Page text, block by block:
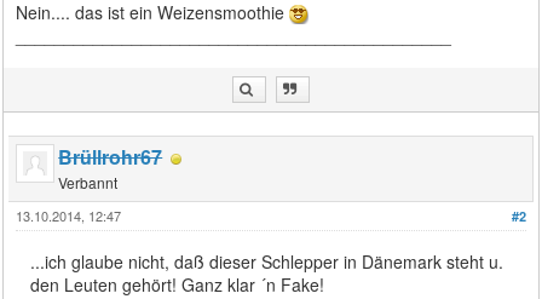
Nein.... das ist ein Weizensmoothie
Brüllrohr67
Verbannt
#2
13.10.2014, 12:47
...ich glaube nicht, daß dieser Schlepper in Dänemark steht u.
den Leuten gehört! Ganz klar ´n Fake!